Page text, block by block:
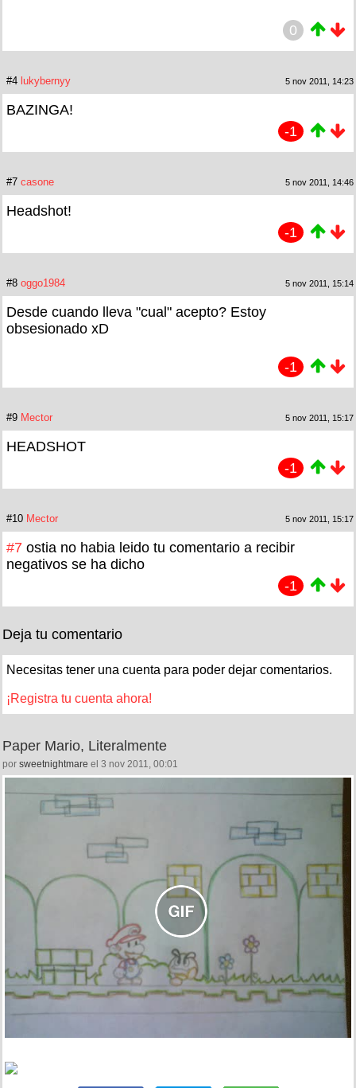
0
#4 lukybernyy 5 nov 2011, 14:23
BAZINGA!
-1
#7 casone 5 nov 2011, 14:46
Headshot!
-1
#8 oggo1984 5 nov 2011, 15:14
Desde cuando lleva "cual" acepto? Estoy
obsesionado xD
-1
#9 Mector 5 nov 2011, 15:17
HEADSHOT
-1
#10 Mector 5 nov 2011, 15:17
#7 ostia no habia leido tu comentario a recibir
negativos se ha dicho
-1
Deja tu comentario
Necesitas tener una cuenta para poder dejar comentarios.
¡Registra tu cuenta ahora!
Paper Mario, Literalmente
por sweetnightmare el 3 nov 2011, 00:01